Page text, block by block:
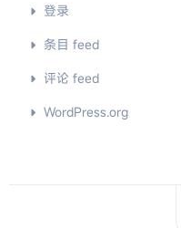
登录
条目 feed
评论 feed
WordPress.org